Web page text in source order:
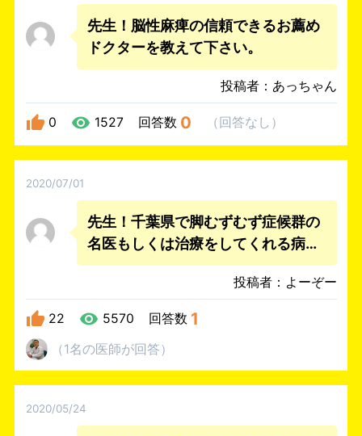
先生！脳性麻痺の信頼できるお薦め
ドクターを教えて下さい。
投稿者：あっちゃん
0 1527 回答数 0 （回答なし ）
2020/07/01
先生！千葉県で脚むずむず症候群の
名医もしくは治療をしてくれる病院
を教えてください。の信頼できるお
薦めドクターを教えて下さい。
投稿者：よーぞー
22 5570 回答数 1
（1名の医師が回答）
2020/05/24